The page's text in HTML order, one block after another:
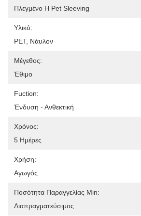
Πλεγμένο Η Pet Sleeving
Υλικό:
PET, Νάυλον
Μέγεθος:
Έθιμο
Fuction:
Ένδυση - Ανθεκτική
Χρόνος:
5 Ημέρες
Χρήση:
Αγωγός
Ποσότητα Παραγγελίας Min:
Διαπραγματεύσιμος